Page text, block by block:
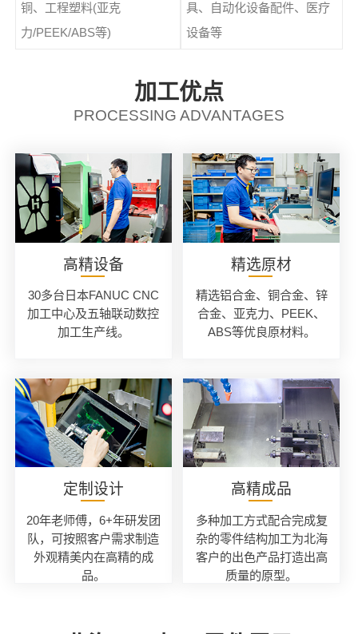
铜、工程塑料(亚克
力/PEEK/ABS等)
具、自动化设备配件、医疗
设备等
加工优点
PROCESSING ADVANTAGES
高精设备
30多台日本FANUC CNC
加工中心及五轴联动数控
加工生产线。
精选原材
精选铝合金、铜合金、锌
合金、亚克力、PEEK、
ABS等优良原材料。
定制设计
20年老师傅，6+年研发团
队，可按照客户需求制造
外观精美内在高精的成
品。
高精成品
多种加工方式配合完成复
杂的零件结构加工为北海
客户的出色产品打造出高
质量的原型。